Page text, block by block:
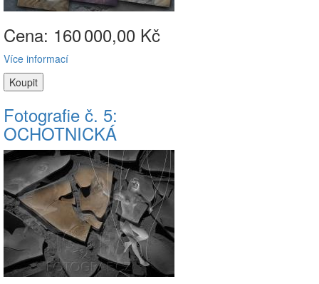
Cena: 160000,00 Kč
Více informací
Fotografie č. 5:
OCHOTNICKÁ